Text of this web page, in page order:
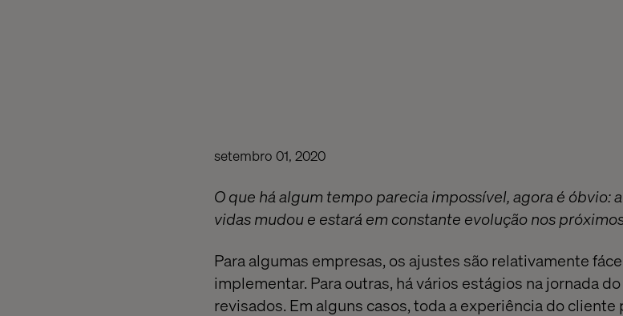
setembro 01, 2020
O que há algum tempo parecia impossível, agora é óbvio:
vidas mudou e estará em constante evolução nos
Para algumas empresas, os ajustes são relativamente
implementar. Para outras, há vários estágios na jornada
revisados. Em alguns casos, toda a experiência do